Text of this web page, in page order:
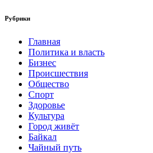
Рубрики
Главная
Политика и власть
Бизнес
Происшествия
Общество
Cпорт
Здоровье
Культура
Город живёт
Байкал
Чайный путь